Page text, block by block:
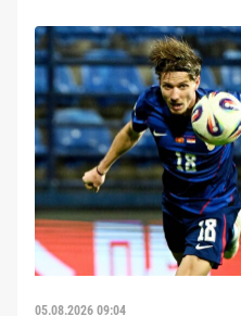
05.08.2026 09:04